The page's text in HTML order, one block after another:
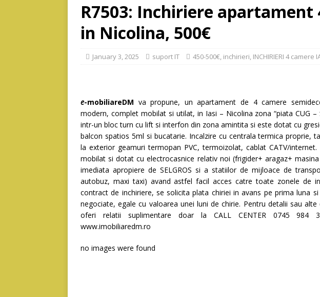
R7503: Inchiriere apartament
in Nicolina, 500€
January 3, 2025 suport IT 450-500€, inchirieri, INCHIRIERI 4 camere
e-mobiliareDM va propune, un apartament de 4 camere
modern, complet mobilat si utilat, in Iasi – Nicolina zona “piata CUG –
intr-un bloc turn cu lift si interfon din zona amintita si este dotat cu
balcon spatios 5ml si bucatarie. Incalzire cu centrala termica proprie,
la exterior geamuri termopan PVC, termoizolat, cablat CATV/
mobilat si dotat cu electrocasnice relativ noi (frigider+ aragaz+
imediata apropiere de SELGROS si a statiilor de mijloace de
autobuz, maxi taxi) avand astfel facil acces catre toate zonele de
contract de inchiriere, se solicita plata chiriei in avans pe prima luna
negociate, egale cu valoarea unei luni de chirie. Pentru detalii sau
oferi relatii suplimentare doar la CALL CENTER 0745
www.imobiliaredm.ro
no images were found